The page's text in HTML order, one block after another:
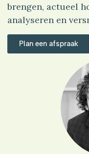
brengen, actueel
analyseren en
Plan een afspraak